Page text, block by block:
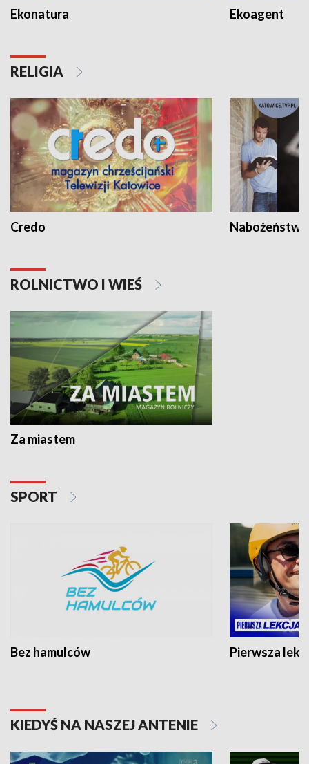
Ekonatura Ekoagent
RELIGIA
Credo
ROLNICTWO I WIEŚ
Za miastem
SPORT
Bez hamulców Pierwsza
KIEDYŚ NA NASZEJ ANTENIE